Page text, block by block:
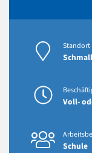
Standort
Voll-
Schule